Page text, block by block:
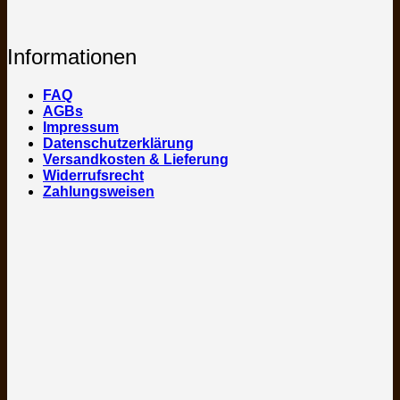
Informationen
FAQ
AGBs
Impressum
Datenschutzerklärung
Versandkosten & Lieferung
Widerrufsrecht
Zahlungsweisen